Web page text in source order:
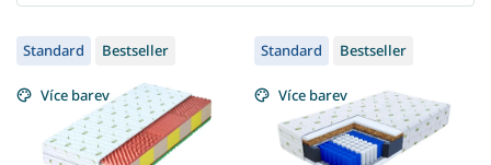
V
ý
p
i
Standard Bestseller
Více barev
Standard Bestseller
Více barev